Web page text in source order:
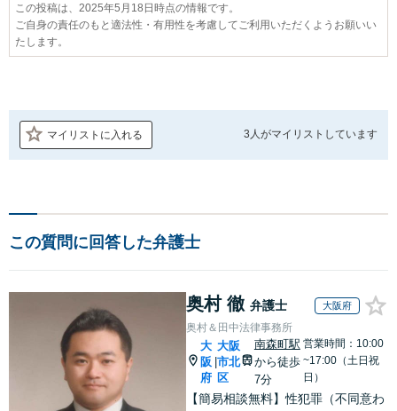
この投稿は、2025年5月18日時点の情報です。
ご自身の責任のもと適法性・有用性を考慮してご利用いただくようお願いい
たします。
マイリストに入れる 3人がマイリストしています
この質問に回答した弁護士
奥村 徹 弁護士 大阪府
奥村＆田中法律事務所
大
阪
府
大阪
市北
区
南森町駅
から徒歩
7分
営業時間：10:00
~17:00（土日祝
日）
【簡易相談無料】性犯罪（不同意わ